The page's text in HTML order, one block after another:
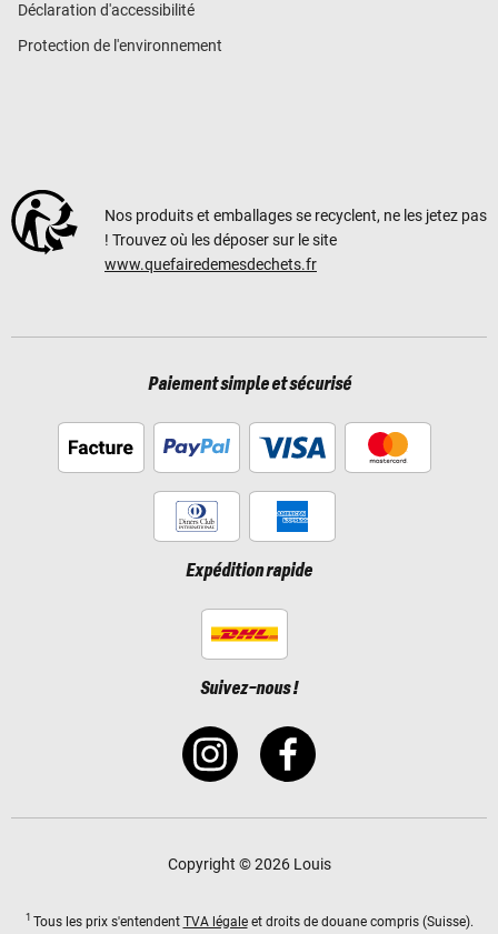
Déclaration d'accessibilité
Protection de l'environnement
Nos produits et emballages se recyclent, ne les jetez pas
! Trouvez où les déposer sur le site
www.quefairedemesdechets.fr
Paiement simple et sécurisé
Expédition rapide
Suivez-nous !
Copyright © 2026 Louis
1 Tous les prix s'entendent TVA légaleet droits de douane compris (Suisse).